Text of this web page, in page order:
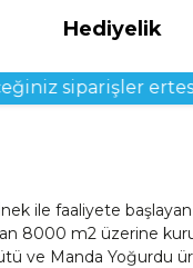
Hediyelik
siparişler ertesi
ile faaliyete
8000 m2 üzerine
ve Manda Yoğurdu